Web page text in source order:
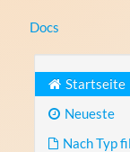
Docs
Startseite
Neueste
Nach Typ